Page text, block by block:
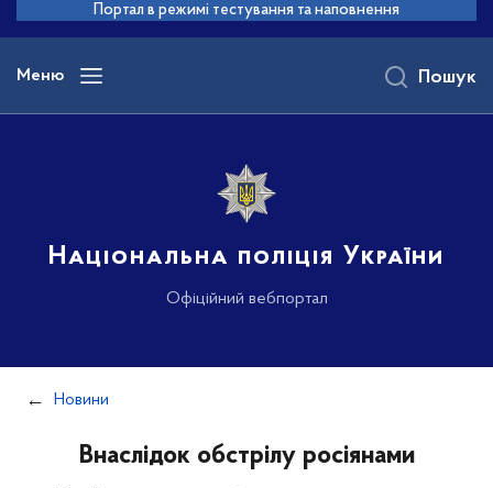
основного
вмісту
Портал в режимі тестування та наповнення
Меню
Національна поліція України
Офіційний вебпортал
Пошук
Новини
Внаслідок обстрілу росіянами